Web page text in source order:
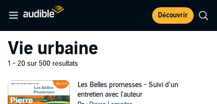
Découvrir
Vie urbaine
1 - 20 sur 500 résultats
Les Belles promesses - Suivi d'un
entretien avec l'auteur